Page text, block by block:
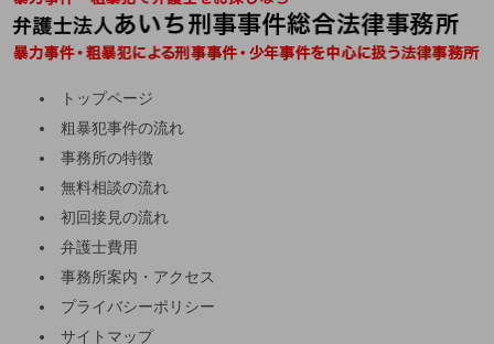
トップページ
粗暴犯事件の流れ
事務所の特徴
無料相談の流れ
初回接見の流れ
弁護士費用
事務所案内・アクセス
プライバシーポリシー
サイトマップ